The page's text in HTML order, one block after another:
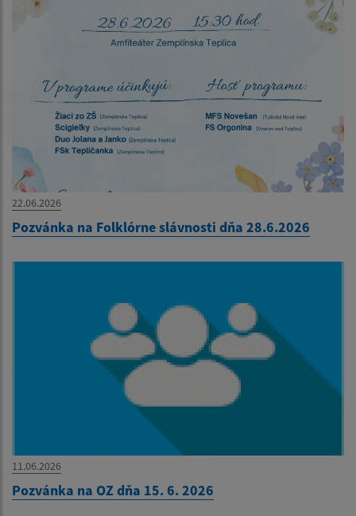
22.06.2026
Pozvánka na Folklórne slávnosti dňa 28.6.2026
11.06.2026
Pozvánka na OZ dňa 15. 6. 2026